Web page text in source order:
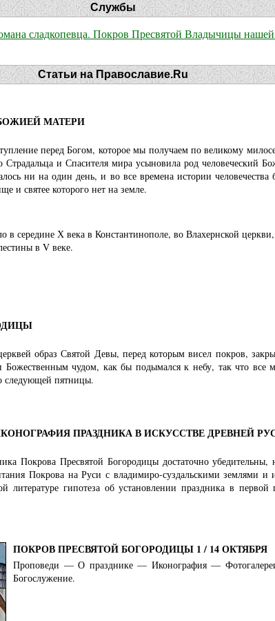
Службы
сладкопевца. Покров Пресвятой Владычицы
Статьи на Православие.Ru
МАТЕРИ
перед Богом, которое мы получаем по великому
и Спасителя мира усыновила род человеческий
ни на один день, и во все времена истории
и святее которого нет на земле.
середине Х века в Константинополе, во Влахернской
в V веке.
образ Святой Девы, перед которым висел покров,
Божественным чудом, как бы подымался к небу, так что все
следующей пятницы.
ПРАЗДНИКА В ИСКУССТВЕ ДРЕВНЕЙ
Покрова Пресвятой Богородицы достаточно
Покрова на Руси с владимиро-суздальскими землями
литературе гипотеза об установлении праздника в
ПОКРОВ ПРЕСВЯТОЙ БОГОРОДИЦЫ 1 / 14 ОКТЯБРЯ
Проповеди — О празднике — Иконография —
Богослужение.